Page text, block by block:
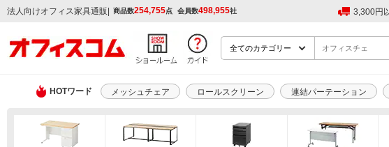
法人向けオフィス家具通販 | 商品数254,755点 会員数498,955社 3,300円
HOTワード メッシュチェア ロールスクリーン 連結パーテーション